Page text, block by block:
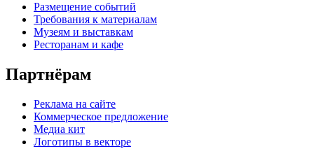
Размещение событий
Требования к материалам
Музеям и выставкам
Ресторанам и кафе
Партнёрам
Реклама на сайте
Коммерческое предложение
Медиа кит
Логотипы в векторе